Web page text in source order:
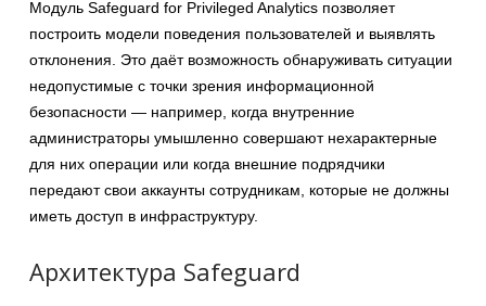
Модуль Safeguard for Privileged Analytics позволяет
построить модели поведения пользователей и выявлять
отклонения. Это даёт возможность обнаруживать ситуации
недопустимые с точки зрения информационной
безопасности — например, когда внутренние
администраторы умышленно совершают нехарактерные
для них операции или когда внешние подрядчики
передают свои аккаунты сотрудникам, которые не должны
иметь доступ в инфраструктуру.
Архитектура Safeguard